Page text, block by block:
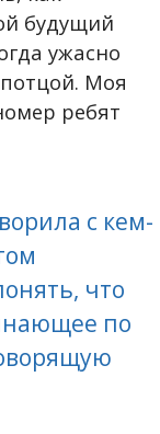
будущий
ужасно
Моя
ребят
с кем-
что
по